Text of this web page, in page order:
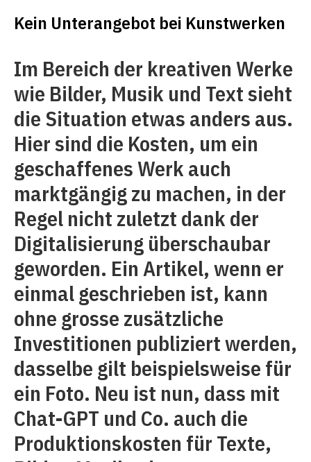
Kein Unterangebot bei Kunstwerken
Im Bereich der kreativen Werke
wie Bilder, Musik und Text sieht
die Situation etwas anders aus.
Hier sind die Kosten, um ein
geschaffenes Werk auch
marktgängig zu machen, in der
Regel nicht zuletzt dank der
Digitalisierung überschaubar
geworden. Ein Artikel, wenn er
einmal geschrieben ist, kann
ohne grosse zusätzliche
Investitionen publiziert werden,
dasselbe gilt beispielsweise für
ein Foto. Neu ist nun, dass mit
Chat-GPT und Co. auch die
Produktionskosten für Texte,